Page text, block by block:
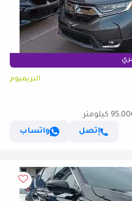
البريميوم
كيلومتر
إتصل
واتساب